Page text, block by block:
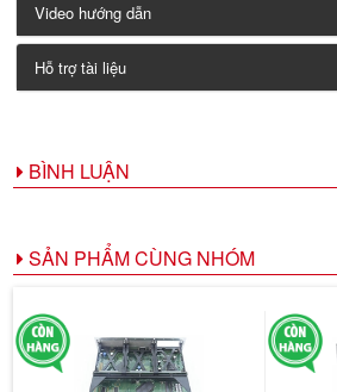
Video hướng dẫn
Hỗ trợ tài liệu
BÌNH LUẬN
SẢN PHẨM CÙNG NHÓM